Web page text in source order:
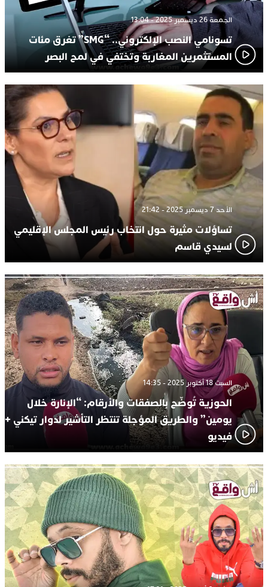
الجمعة 26 ديسمبر 2025 - 13:04
تسونامي النصب الإلكتروني.. “SMG” تغرق مئات
المستثمرين المغاربة وتختفي في لمح البصر
الأحد 7 ديسمبر 2025 - 21:42
تساؤلات مثيرة حول انتخاب رئيس المجلس الإقليمي
لسيدي قاسم
السبت 18 أكتوبر 2025 - 14:35
الحوزية تُوضّح بالصفقات والأرقام: “الإنارة خلال
يومين” والطريق المؤجلة تنتظر التأشير لدوار تيكني +
فيديو